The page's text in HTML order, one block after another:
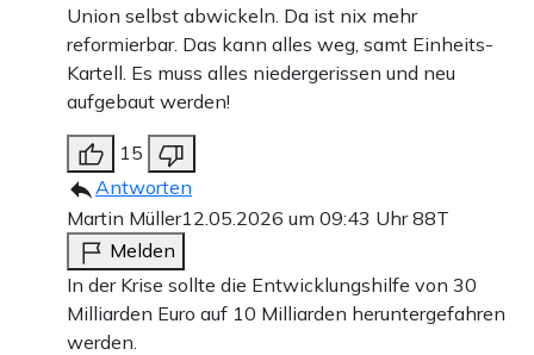
Union selbst abwickeln. Da ist nix mehr
reformierbar. Das kann alles weg, samt Einheits-
Kartell. Es muss alles niedergerissen und neu
aufgebaut werden!
15
Antworten
Martin Müller12.05.2026 um 09:43 Uhr88T
Melden
In der Krise sollte die Entwicklungshilfe von 30
Milliarden Euro auf 10 Milliarden heruntergefahren
werden.